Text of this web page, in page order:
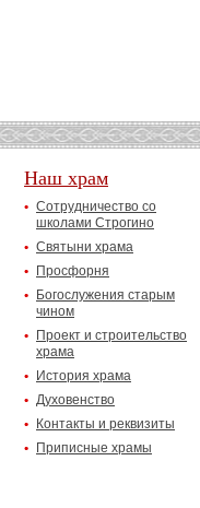
Наш храм
Сотрудничество со
школами Строгино
Святыни храма
Просфорня
Богослужения старым
чином
Проект и строительство
храма
История храма
Духовенство
Контакты и реквизиты
Приписные храмы